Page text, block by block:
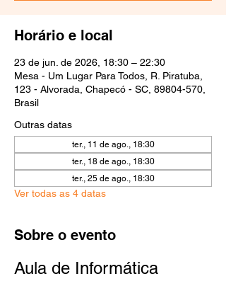
Horário e local
23 de jun. de 2026, 18:30 – 22:30
Mesa - Um Lugar Para Todos, R. Piratuba,
123 - Alvorada, Chapecó - SC, 89804-570,
Brasil
Outras datas
ter., 11 de ago., 18:30
ter., 18 de ago., 18:30
ter., 25 de ago., 18:30
Ver todas as 4 datas
Sobre o evento
Aula de Informática